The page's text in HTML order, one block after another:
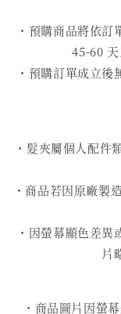
・預購商品將依
45-60
・預購訂單成立
・髮夾屬個人配件
・商品若因原廠製
・因螢幕顯色差
片
・商品圖片因螢